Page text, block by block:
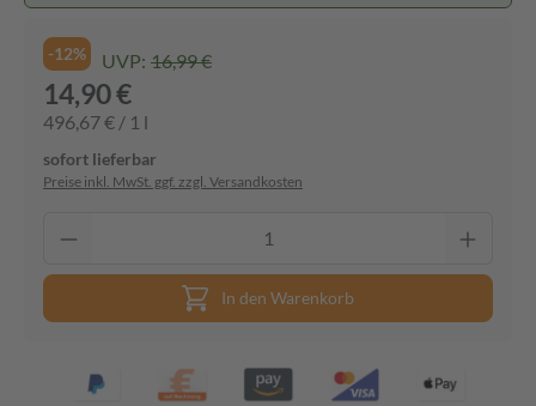
-12% UVP: 16,99 €
14,90 €
496,67 € / 1 l
sofort lieferbar
Preise inkl. MwSt. ggf. zzgl. Versandkosten
In den Warenkorb